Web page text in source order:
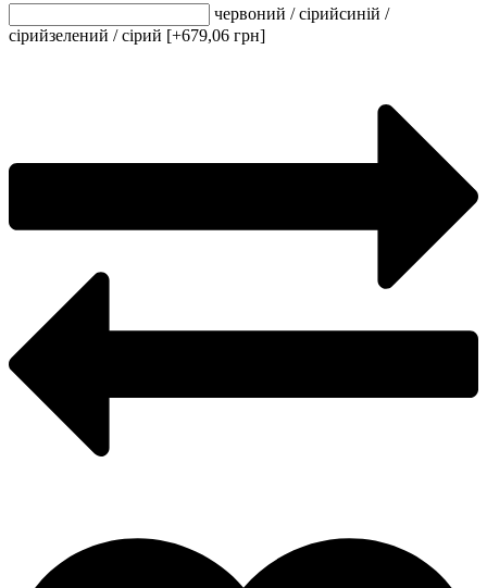
червоний / сірийсиній /
сірийзелений / сірий [+679,06 грн]